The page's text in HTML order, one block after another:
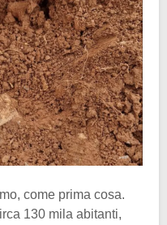
come prima cosa.
130 mila abitanti,